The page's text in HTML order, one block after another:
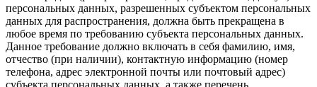
персональных данных, разрешенных субъектом персональных
данных для распространения, должна быть прекращена в
любое время по требованию субъекта персональных данных.
Данное требование должно включать в себя фамилию, имя,
отчество (при наличии), контактную информацию (номер
телефона, адрес электронной почты или почтовый адрес)
субъекта персональных данных, а также перечень